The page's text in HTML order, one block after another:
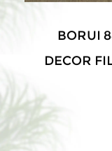
BORUI
DECOR